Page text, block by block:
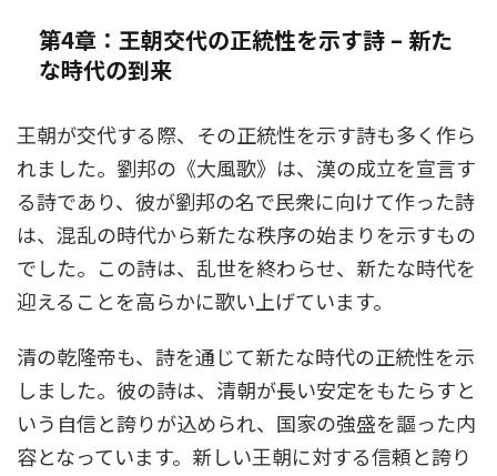
第4章：王朝交代の正統性を示す詩 – 新た
な時代の到来
王朝が交代する際、その正統性を示す詩も多く作ら
れました。劉邦の《大風歌》は、漢の成立を宣言す
る詩であり、彼が劉邦の名で民衆に向けて作った詩
は、混乱の時代から新たな秩序の始まりを示すもの
でした。この詩は、乱世を終わらせ、新たな時代を
迎えることを高らかに歌い上げています。
清の乾隆帝も、詩を通じて新たな時代の正統性を示
しました。彼の詩は、清朝が長い安定をもたらすと
いう自信と誇りが込められ、国家の強盛を謳った内
容となっています。新しい王朝に対する信頼と誇り